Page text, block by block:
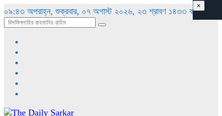
০৯:৪৩ অপরাহ্ন, শুক্রবার, ০৭ অগাস্ট ২০২৬, ২৩ শ্রাবণ ১৪৩৩ বঙ্গাব্দ
×